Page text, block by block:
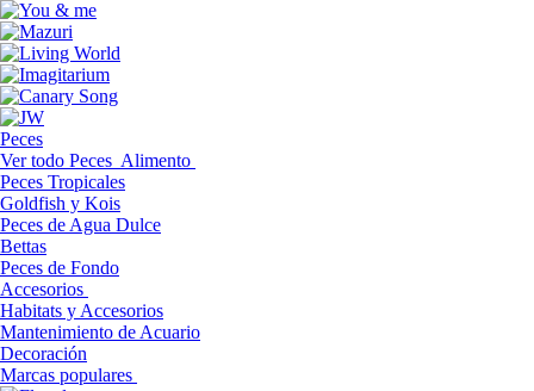
Peces
Ver todo Peces Alimento
Peces Tropicales
Goldfish y Kois
Peces de Agua Dulce
Bettas
Peces de Fondo
Accesorios
Habitats y Accesorios
Mantenimiento de Acuario
Decoración
Marcas populares